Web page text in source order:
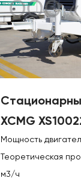
XCMG
Мощность
Теоретическая
м3/ч